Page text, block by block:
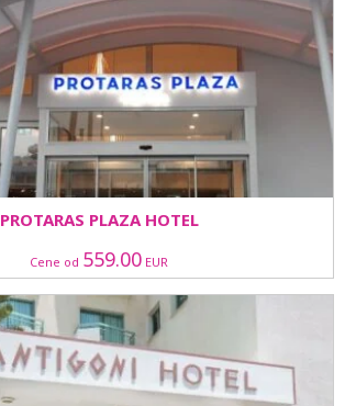
PROTARAS PLAZA HOTEL
Cene od 559.00 EUR